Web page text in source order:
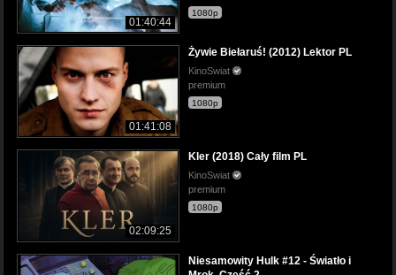
01:40:44
1080p
01:41:08
Żywie Biełaruś! (2012) Lektor PL
KinoSwiat
premium
1080p
02:09:25
Kler (2018) Cały film PL
KinoSwiat
premium
1080p
Niesamowity Hulk #12 - Światło i